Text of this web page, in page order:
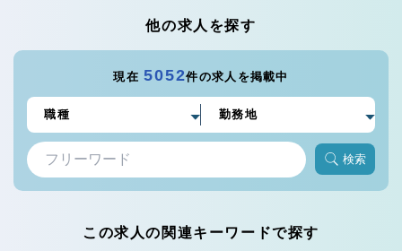
他の求人を探す
現在5052件の求人を掲載中
検索
この求人の関連キーワードで探す